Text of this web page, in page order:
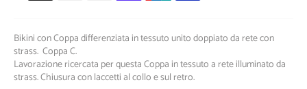
Bikini con Coppa differenziata in tessuto unito doppiato da rete con
strass. Coppa C.
Lavorazione ricercata per questa Coppa in tessuto a rete illuminato da
strass. Chiusura con laccetti al collo e sul retro.